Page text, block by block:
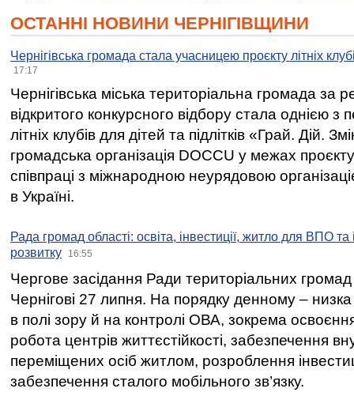
ОСТАННІ НОВИНИ ЧЕРНІГІВЩИНИ
Чернігівська громада стала учасницею проєкту літніх
17:17
Чернігівська міська територіальна громада за
відкритого конкурсного відбору стала однією
літніх клубів для дітей та підлітків «Грай. Дій.
громадська організація DOCCU у межах
співпраці з міжнародною неурядовою
в Україні.
Рада громад області: освіта, інвестиції, житло для ВПО
розвитку
16:55
Чергове засідання Ради територіальних громад
Чернігові 27 липня. На порядку денному –
в полі зору й на контролі ОВА, зокрема освоєння
робота центрів життєстійкості, забезпечення
переміщених осіб житлом, розроблення
забезпечення сталого мобільного зв’язку.